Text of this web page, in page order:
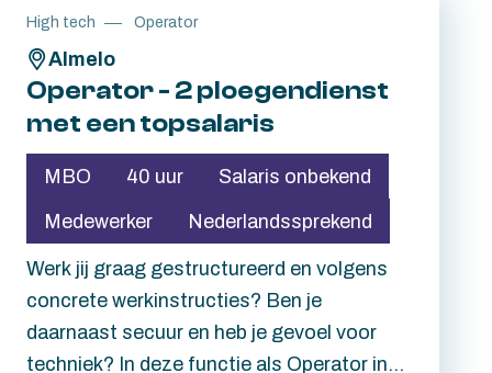
High tech Operator
Operator - 2 ploegendienst
met een topsalaris
MBO
40 uur
Salaris onbekend
Medewerker
Nederlandssprekend
Almelo
Werk jij graag gestructureerd en volgens
concrete werkinstructies? Ben je
daarnaast secuur en heb je gevoel voor
techniek? In deze functie als Operator in